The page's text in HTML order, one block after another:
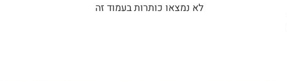
לא נמצאו כותרות בעמוד זה